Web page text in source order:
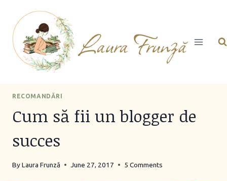
content
RECOMANDĂRI
Cum să fii un blogger de
succes
ByLaura Frunză June 27, 2017 5 Comments